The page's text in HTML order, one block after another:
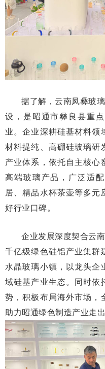
据了解，云南凤彝玻
设，是昭通市彝良县重
业。企业深耕硅基材料领
材料提纯、高硼硅玻璃研
产业体系，依托自主核心
高端玻璃产品，广泛适
居、精品水杯茶壶等多元
好行业口碑。
企业发展深度契合云
千亿级绿色硅铝产业集群
水晶玻璃小镇，以龙头企
域硅基产业生态。同时依
势，积极布局海外市场，
助力昭通绿色制造产业走